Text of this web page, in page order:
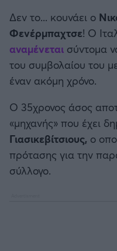
Αστέρας Τρίπολης
Παναιτωλικός
Ηρακλής
Μπαρτσελόνα
Δεν το... κουνάει ο
Φενέρμπαχτσε! Ο
αναμένεται σύντομα
του συμβολαίου του
έναν ακόμη χρόνο.
Ο 35χρονος άσος
«μηχανής» που έχει
Γιασικεβίτσιους, ο
πρότασης για την
σύλλογο.